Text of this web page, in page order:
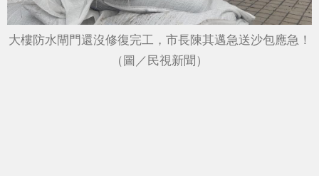
大樓防水閘門還沒修復完工，市長陳其邁急送沙包應急！
（圖／民視新聞）